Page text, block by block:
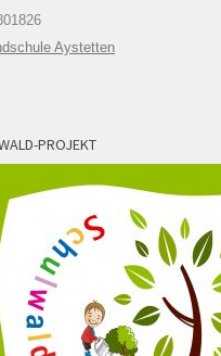
Aystetten
PROJEKT